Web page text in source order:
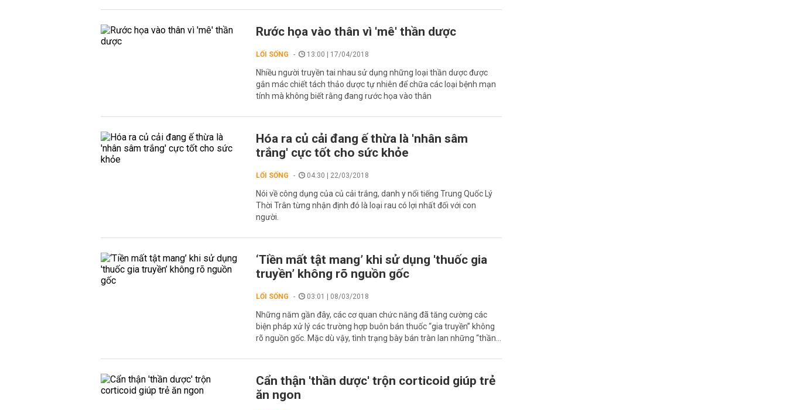
Rước họa vào thân vì 'mê' thần dược
LỐI SỐNG 13:00 | 17/04/2018
Nhiều người truyền tai nhau sử dụng những loại thần dược được
gắn mác chiết tách thảo dược tự nhiên để chữa các loại bệnh mạn
tính mà không biết rằng đang rước họa vào thân
Hóa ra củ cải đang ế thừa là 'nhân sâm
trắng' cực tốt cho sức khỏe
LỐI SỐNG 04:30 | 22/03/2018
Nói về công dụng của củ cải trắng, danh y nổi tiếng Trung Quốc Lý
Thời Trân từng nhận định đó là loại rau có lợi nhất đối với con
người.
‘Tiền mất tật mang’ khi sử dụng 'thuốc gia
truyền’ không rõ nguồn gốc
LỐI SỐNG 03:01 | 08/03/2018
Những năm gần đây, các cơ quan chức năng đã tăng cường các
biện pháp xử lý các trường hợp buôn bán thuốc “gia truyền” không
rõ nguồn gốc. Mặc dù vậy, tình trạng bày bán tràn lan những “thần...
Cẩn thận 'thần dược' trộn corticoid giúp trẻ
ăn ngon